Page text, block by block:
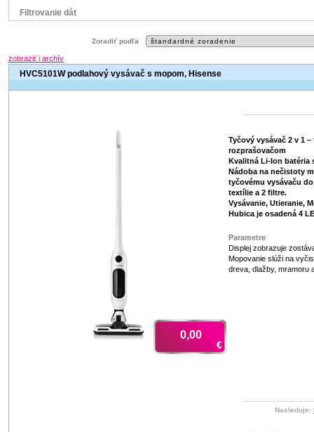
Filtrovanie dát
Hisense
Hoover Zanussi Zelmer
Zoradiť podľa
zobraziť i archív
HVC5101W podlahový vysávač s mopom, Hisense
Tyčový vysávač 2 v 1
rozprašovačom
Kvalitná Li-Ion batéria
Nádoba na nečistoty
tyčovému vysávaču
textílie a 2 filtre.
Vysávanie, Utieranie,
Hubica je osadená 4
Parametre
Displej zobrazuje
Mopovanie slúži na
dreva, dlažby, mramoru
0,00
€
Nasleduje: